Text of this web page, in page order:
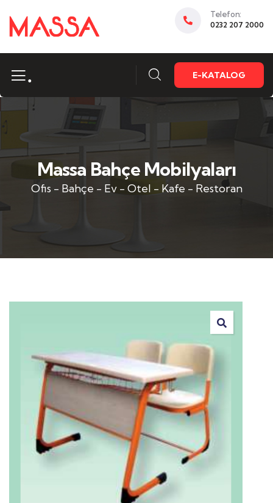
Telefon:
0232 207 2000
. E-KATALOG
Massa Bahçe Mobilyaları
Ofis - Bahçe - Ev - Otel - Kafe - Restoran